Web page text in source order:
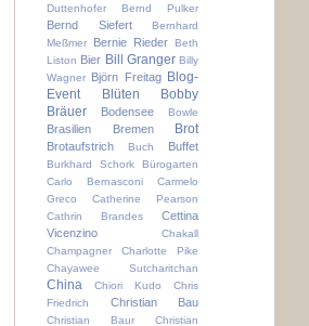
Duttenhofer
Bernd Pulker
Bernd Siefert
Bernhard
Meßmer
Bernie Rieder
Beth
Liston Bier Bill Granger Billy
Wagner Björn Freitag Blog-
Event
Blüten
Bobby
Bräuer
Bodensee Bowle
Brasilien Bremen Brot
Brotaufstrich Buch Buffet
Burkhard Schork
Bürogarten
Carlo Bernasconi
Carmelo
Greco
Catherine Pearson
Cathrin Brandes
Cettina
Vicenzino
Chakall
Champagner
Charlotte Pike
Chayawee Sutcharitchan
China Chiori Kudo
Chris
Friedrich
Christian Bau
Christian Baur
Christian